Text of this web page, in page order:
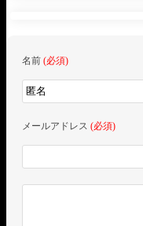
名前 (必須)
メールアドレス (必須)